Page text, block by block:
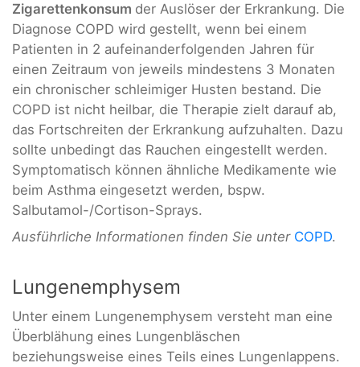
Zigarettenkonsum der Auslöser der Erkrankung. Die
Diagnose COPD wird gestellt, wenn bei einem
Patienten in 2 aufeinanderfolgenden Jahren für
einen Zeitraum von jeweils mindestens 3 Monaten
ein chronischer schleimiger Husten bestand. Die
COPD ist nicht heilbar, die Therapie zielt darauf ab,
das Fortschreiten der Erkrankung aufzuhalten. Dazu
sollte unbedingt das Rauchen eingestellt werden.
Symptomatisch können ähnliche Medikamente wie
beim Asthma eingesetzt werden, bspw.
Salbutamol-/Cortison-Sprays.
Ausführliche Informationen finden Sie unter COPD.
Lungenemphysem
Unter einem Lungenemphysem versteht man eine
Überblähung eines Lungenbläschen
beziehungsweise eines Teils eines Lungenlappens.